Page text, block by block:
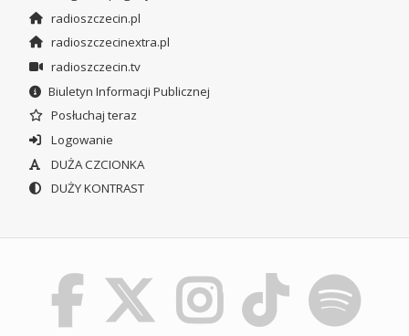
radioszczecin.pl
radioszczecinextra.pl
radioszczecin.tv
Biuletyn Informacji Publicznej
Posłuchaj teraz
Logowanie
DUŻA CZCIONKA
DUŻY KONTRAST